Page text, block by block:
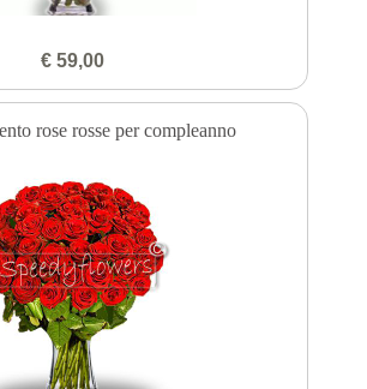
€ 59,00
rose rosse per compleanno